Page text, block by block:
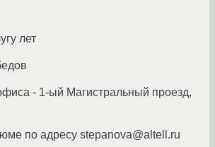
лет
- 1-ый Магистральный проезд,
по адресу stepanova@altell.ru